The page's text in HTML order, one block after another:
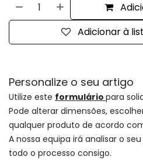
Adicionar à
Personalize o seu artigo
Utilize este formulário para
Pode alterar dimensões,
qualquer produto de acordo
A nossa equipa irá analisar o
todo o processo consigo.